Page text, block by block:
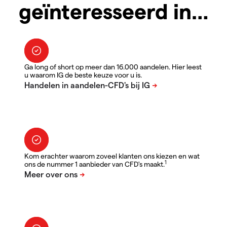
geïnteresseerd in…
Ga long of short op meer dan 16.000 aandelen. Hier leest
u waarom IG de beste keuze voor u is.
Kom erachter waarom zoveel klanten ons kiezen en wat
ons de nummer 1 aanbieder van CFD's maakt.1